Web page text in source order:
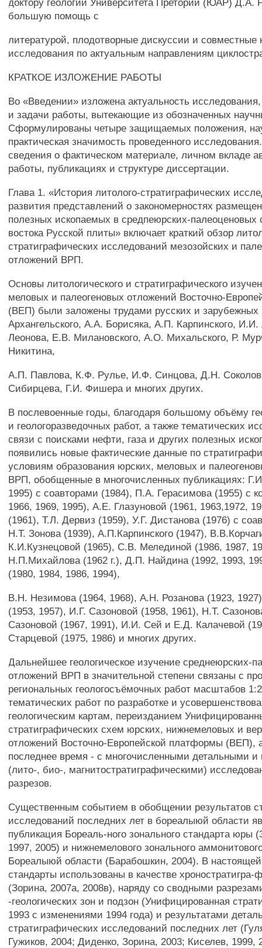
доктору геологии Университета Претории (ЮАР) Д.А.
большую помощь с
литературой, плодотворные дискуссии и совместные
исследования по актуальным направлениям
КРАТКОЕ ИЗЛОЖЕНИЕ РАБОТЫ
Во «Введении» изложена актуальность
и задачи работы, вытекающие из обозначенных
Сформулированы четыре защищаемых положения,
практическая значимость проведенного
сведения о фактическом материале, личном вкладе
работы, публикациях и структуре диссертации.
Глава 1. «История литолого-стратиграфических
развития представлений о закономерностях
полезных ископаемых в средпеюрских-палеоценовых
востока Русской плиты» включает краткий обзор
стратиграфических исследований мезозойских и
отложений ВРП.
Основы литологического и стратиграфического
меловых и палеогеновых отложений Восточно-
(ВЕП) были заложены трудами русских и зарубежных
Архангельского, A.A. Борисяка, А.П. Карпинского, И.И.
Леонова, Е.В. Милановского, А.О. Михальского, Р.
Никитина,
A.П. Павлова, К.Ф. Рулье, И.Ф. Синцова, Д.Н.
Сибирцева, Г.И. Фишера и многих других.
В послевоенные годы, благодаря большому объёму
и геологоразведочных работ, а также тематических
связи с поисками нефти, газа и других полезных
появились новые фактические данные по
условиям образования юрских, меловых и
ВРП, обобщенные в многочисленных публикациях:
1995) с соавторами (1984), П.А. Герасимова (1955) с
1966, 1969, 1995), А.Е. Глазуновой (1961, 1963,1972,
(1961), Т.Л. Дервиз (1959), У.Г. Дистанова (1976) с
Н.Т. Зонова (1939), А.П.Карпинского (1947),
К.И.Кузнецовой (1965), C.B. Мелединой (1986, 1987,
Н.П.Михайлова (1962 г.), Д.П. Найдина (1992, 1993,
(1980, 1984, 1986, 1994),
B.Н. Незимова (1964, 1968), А.Н. Розанова (1923,
(1953, 1957), И.Г. Сазоновой (1958, 1961), Н.Т.
Сазоновой (1967, 1991), И.И. Сей и Е.Д. Калачевой
Старцевой (1975, 1986) и многих других.
Дальнейшее геологическое изучение среднеюрских-
отложений ВРП в значительной степени связаны с
региональных геологосъёмочных работ масштабов
тематических работ по разработке и
геологическим картам, переизданием
стратиграфических схем юрских, нижнемеловых и
отложений Восточно-Европейской платформы (ВЕП),
последнее время - с многочисленными детальными и
(лито-, био-, магнитостратиграфическими)
разрезов.
Существенным событием в обобщении результатов
исследований последних лет в бореалыюй области
публикация Бореаль-ного зонального стандарта юры
1997, 2005) и нижнемелового зонального
Бореалыюй области (Барабошкин, 2004). В
стандарты использованы в качестве
(Зорина, 2007а, 2008в), наряду со сводными
-геологических зон и подзон (Унифицированная
1993 с изменениями 1994 года) и результатами
стратиграфических исследований последних лет
Гужиков, 2004; Диденко, Зорина, 2003; Киселев, 1999,